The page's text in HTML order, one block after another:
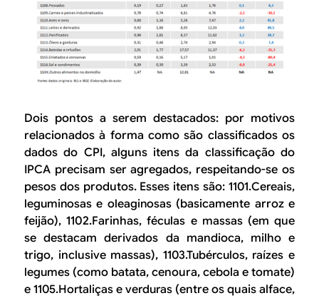
Dois pontos a serem destacados: por motivos
relacionados à forma como são classificados os
dados do CPI, alguns itens da classificação do
IPCA precisam ser agregados, respeitando-se os
pesos dos produtos. Esses itens são: 1101.Cereais,
leguminosas e oleaginosas(basicamente arroz e
feijão), 1102.Farinhas, féculas e massas(em que
se destacam derivados da mandioca, milho e
trigo, inclusive massas), 1103.Tubérculos, raízes e
legumes (como batata, cenoura, cebola e tomate)
e 1105.Hortaliças e verduras (entre os quais alface,